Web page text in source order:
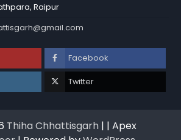
Raipur
Facebook
Twitter
Thiha Chhattisgarh | | Apex